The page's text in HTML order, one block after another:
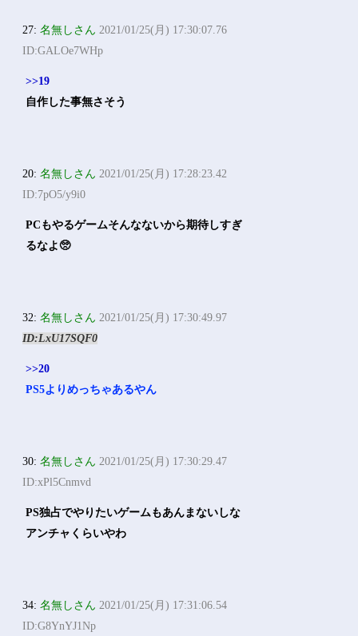
27:名無しさん 2021/01/25(月) 17:30:07.76
ID:GALOe7WHp
>>19
自作した事無さそう
20:名無しさん 2021/01/25(月) 17:28:23.42
ID:7pO5/y9i0
PCもやるゲームそんなないから期待しすぎ
るなよ🥺
32:名無しさん 2021/01/25(月) 17:30:49.97
ID:LxU17SQF0
>>20
PS5よりめっちゃあるやん
30:名無しさん 2021/01/25(月) 17:30:29.47
ID:xPl5Cnmvd
PS独占でやりたいゲームもあんまないしな
アンチャくらいやわ
34:名無しさん 2021/01/25(月) 17:31:06.54
ID:G8YnYJ1Np